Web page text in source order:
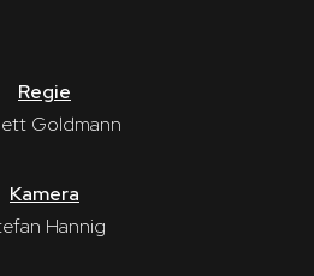
Regie
Goldmann
Kamera
Hannig